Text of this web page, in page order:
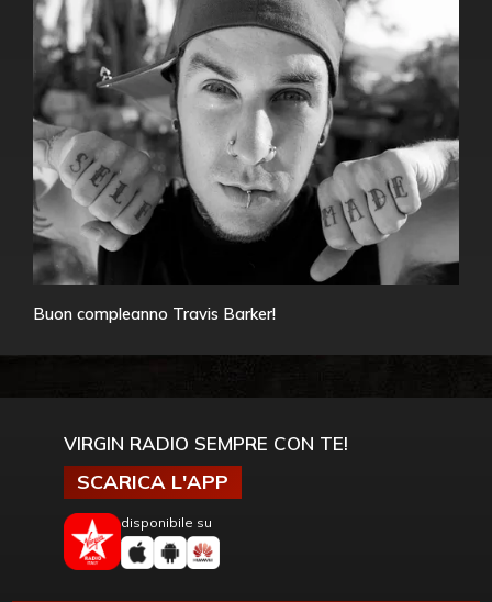
Buon compleanno Travis Barker!
VIRGIN RADIO SEMPRE CON TE!
SCARICA L'APP
disponibile su